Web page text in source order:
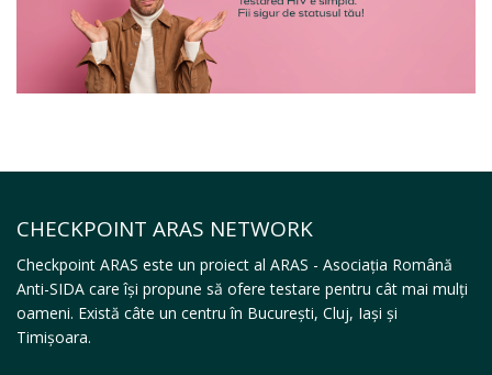
CHECKPOINT ARAS NETWORK
Checkpoint ARAS este un proiect al ARAS - Asociația Română
Anti-SIDA care își propune să ofere testare pentru cât mai mulți
oameni. Există câte un centru în București, Cluj, Iași și
Timișoara.